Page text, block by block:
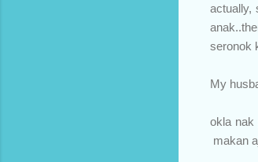
actually,
seronok
My
okla nak
makan